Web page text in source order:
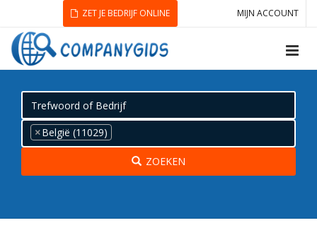
MIJN ACCOUNT
ZET JE BEDRIJF ONLINE
×België (11029)
ZOEKEN